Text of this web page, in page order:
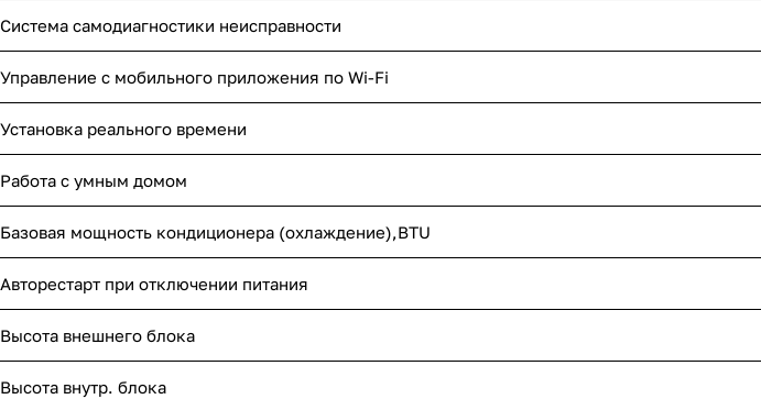
Система самодиагностики неисправности
Управление c мобильного приложения по Wi-Fi
Установка реального времени
Работа с умным домом
Базовая мощность кондиционера (охлаждение),BTU
Авторестарт при отключении питания
Высота внешнего блока
Высота внутр. блока